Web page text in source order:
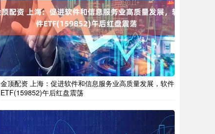
金顶配资 上海：促进软件和信息服务业高质量发展，软件
ETF(159852)午后红盘震荡